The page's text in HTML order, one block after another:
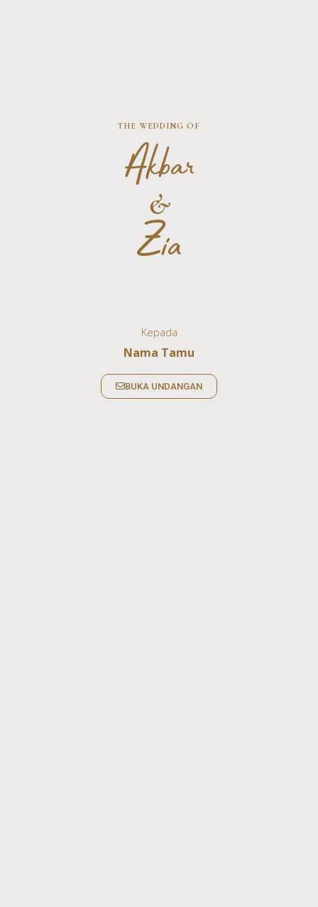
THE WEDDING OF
Akbar
&
Zia
Kepada
Nama Tamu
BUKA UNDANGAN